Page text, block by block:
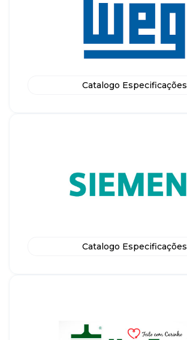
Catalogo Especificações
Catalogo Especificações